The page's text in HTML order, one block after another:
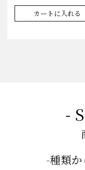
カートに入れる
-
-種類